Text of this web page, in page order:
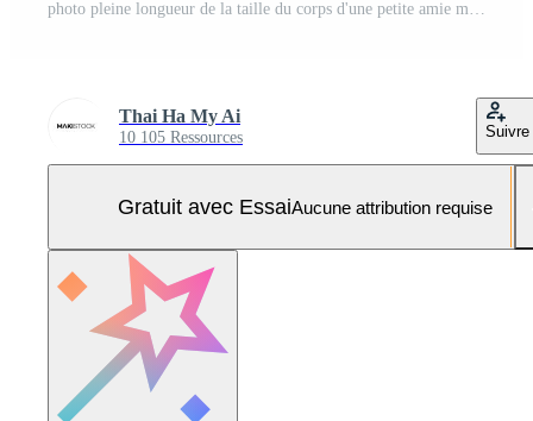
photo pleine longueur de la taille du corps d'une petite amie mignonne prête à monter dans l'avion tout en étant isolée avec un arrière-plan vif Photo Pro
Thai Ha My Ai
10 105 Ressources Suivre
Gratuit avec EssaiAucune attribution requise